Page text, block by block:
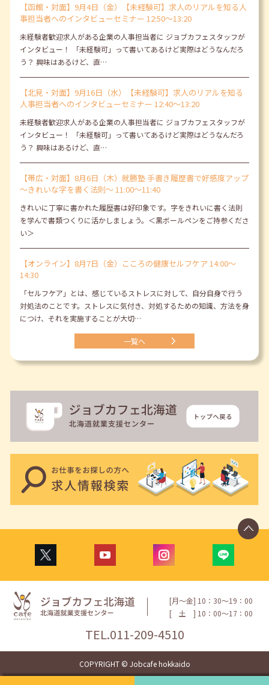
【函館・対面】9月4日（金）【未経験可】求人のリアルを知る人
事担当者へのインタビューセミナー 12:50～13:20
未経験者歓迎求人がある企業の人事担当者に ジョブカフェスタッフが
インタビュー！ 「未経験可」って書いてあるけど実際はどうなんだろ
う？ 興味はあるけど、直…
【北見・対面】9月16日（水）【未経験可】求人のリアルを知る
人事担当者へのインタビューセミナー 12:40～13:20
未経験者歓迎求人がある企業の人事担当者に ジョブカフェスタッフが
インタビュー！ 「未経験可」って書いてあるけど実際はどうなんだろ
う？ 興味はあるけど、直…
【帯広・対面】8月6日（木）就勝塾 手書き履歴書で好感度アップ
～きれいな字を書く法則～ 11:00～11:40
きれいに丁寧に書かれた履歴書は好印象です。字をきれいに書く法則
を学んで書類つくりに活かしましょう。＜黒ボールペンをご持参くださ
い＞
【オンライン】8月7日（金）こころの健康セルフケア 14:00～
14:30
「セルフケア」とは、感じているストレスに対して、自分自身で行う
対処法のことです。ストレスに気付き、対処するための知識、方法を身
につけ、それを実施することが大切…
一覧へ
[月〜金] 10：30〜19：00
[
土 ] 10：00〜17：00
TEL.011-209-4510
COPYRIGHT © Jobcafe hokkaido